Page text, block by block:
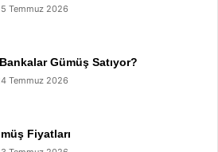
Temmuz 2026
Gümüş Satıyor?
Temmuz 2026
Fiyatları